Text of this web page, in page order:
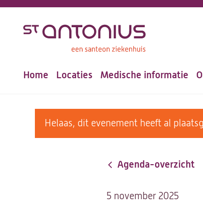
inhoud
Hoofdnavigatie
Home Locaties Medische informatie
warning
Helaas, dit evenement heeft al
Agenda-overzicht
5 november 2025